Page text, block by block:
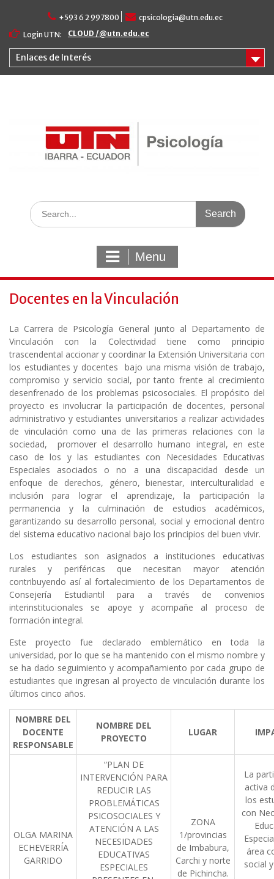
content
+593 6 2 997800
cpsicologia@utn.edu.ec
Login UTN:
CLOUD /@utn.edu.ec
Enlaces de Interés
Search
for:
Menu
Docentes en la Vinculación
La Carrera de Psicología General junto al Departamento de
Vinculación con la Colectividad tiene como principio
trascendental accionar y coordinar la Extensión Universitaria con
los estudiantes y docentes bajo una misma visión de trabajo,
compromiso y servicio social, por tanto frente al crecimiento
desenfrenado de los problemas psicosociales. El propósito del
proyecto es involucrar la participación de docentes, personal
administrativo y estudiantes universitarios a realizar actividades
de vinculación como una de las primeras relaciones con la
sociedad, promover el desarrollo humano integral, en este
caso de los y las estudiantes con Necesidades Educativas
Especiales asociados o no a una discapacidad desde un
enfoque de derechos, género, bienestar, interculturalidad e
inclusión para lograr el aprendizaje, la participación la
permanencia y la culminación de estudios académicos,
garantizando su desarrollo personal, social y emocional dentro
del sistema educativo nacional bajo los principios del buen vivir.
Los estudiantes son asignados a instituciones educativas
rurales y periféricas que necesitan mayor atención
contribuyendo así al fortalecimiento de los Departamentos de
Consejería Estudiantil para a través de convenios
interinstitucionales se apoye y acompañe al proceso de
formación integral.
Este proyecto fue declarado emblemático en toda la
universidad, por lo que se ha mantenido con el mismo nombre y
se ha dado seguimiento y acompañamiento por cada grupo de
estudiantes que ingresan al proyecto de vinculación durante los
últimos cinco años.
NOMBRE DEL
DOCENTE
RESPONSABLE
NOMBRE DEL
PROYECTO
LUGAR
OLGA MARINA
ECHEVERRÍA
GARRIDO
“PLAN DE
INTERVENCIÓN PARA
REDUCIR LAS
PROBLEMÁTICAS
PSICOSOCIALES Y
ATENCIÓN A LAS
NECESIDADES
EDUCATIVAS
ESPECIALES
ZONA
1/provincias
de Imbabura,
Carchi y norte
de Pichincha.
La
activa
los
con
área
social